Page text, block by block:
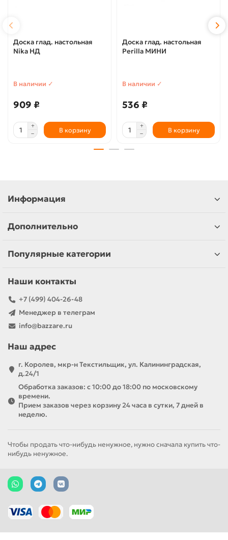
Доска глад. настольная
Nika НД
В наличии ✓
909 ₽
В корзину
Доска глад. настольная
Perilla МИНИ
В наличии ✓
536 ₽
В корзину
Информация
Дополнительно
Популярные категории
Наши контакты
+7 (499) 404-26-48
Менеджер в телеграм
info@bazzare.ru
Наш адрес
г. Королев, мкр-н Текстильщик, ул. Калининградская,
д.24/1
Обработка заказов: с 10:00 до 18:00 по московскому
времени.
Прием заказов через корзину 24 часа в сутки, 7 дней в
неделю.
Чтобы продать что-нибудь ненужное, нужно сначала купить что-
нибудь ненужное.